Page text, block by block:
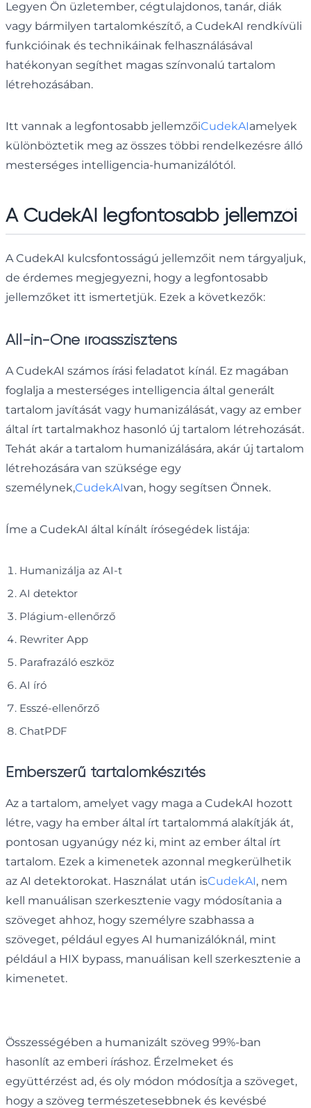
Legyen Ön üzletember, cégtulajdonos, tanár, diák
vagy bármilyen tartalomkészítő, a CudekAI rendkívüli
funkcióinak és technikáinak felhasználásával
hatékonyan segíthet magas színvonalú tartalom
létrehozásában.
Itt vannak a legfontosabb jellemzőiCudekAIamelyek
különböztetik meg az összes többi rendelkezésre álló
mesterséges intelligencia-humanizálótól.
A CudekAI legfontosabb jellemzői
A CudekAI kulcsfontosságú jellemzőit nem tárgyaljuk,
de érdemes megjegyezni, hogy a legfontosabb
jellemzőket itt ismertetjük. Ezek a következők:
All-in-One íróasszisztens
A CudekAI számos írási feladatot kínál. Ez magában
foglalja a mesterséges intelligencia által generált
tartalom javítását vagy humanizálását, vagy az ember
által írt tartalmakhoz hasonló új tartalom létrehozását.
Tehát akár a tartalom humanizálására, akár új tartalom
létrehozására van szüksége egy
személynek,CudekAIvan, hogy segítsen Önnek.
Íme a CudekAI által kínált írósegédek listája:
Humanizálja az AI-t
AI detektor
Plágium-ellenőrző
Rewriter App
Parafrazáló eszköz
AI író
Esszé-ellenőrző
ChatPDF
Emberszerű tartalomkészítés
Az a tartalom, amelyet vagy maga a CudekAI hozott
létre, vagy ha ember által írt tartalommá alakítják át,
pontosan ugyanúgy néz ki, mint az ember által írt
tartalom. Ezek a kimenetek azonnal megkerülhetik
az AI detektorokat. Használat után isCudekAI, nem
kell manuálisan szerkesztenie vagy módosítania a
szöveget ahhoz, hogy személyre szabhassa a
szöveget, például egyes AI humanizálóknál, mint
például a HIX bypass, manuálisan kell szerkesztenie a
kimenetet.
Összességében a humanizált szöveg 99%-ban
hasonlít az emberi íráshoz. Érzelmeket és
együttérzést ad, és oly módon módosítja a szöveget,
hogy a szöveg természetesebbnek és kevésbé